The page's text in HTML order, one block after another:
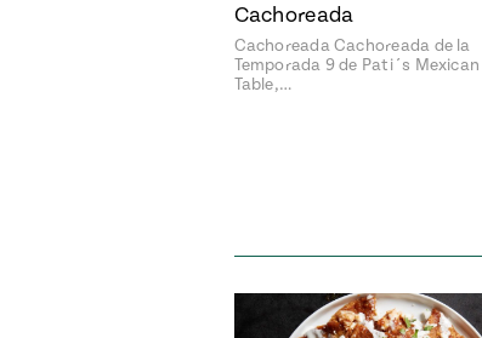
Cachoreada
Cachoreada Cachoreada de la
Temporada 9 de Pati´s Mexican
Table,…